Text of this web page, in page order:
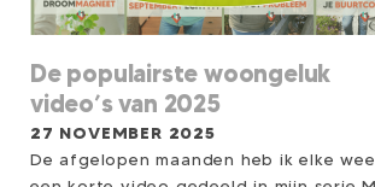
De populairste woongeluk
video’s van 2025
27 NOVEMBER 2025
De afgelopen maanden heb ik elke